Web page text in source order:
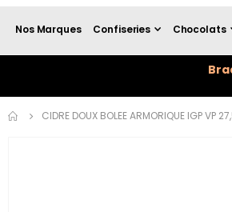
Nos Marques Confiseries Chocolats
CIDRE DOUX BOLEE ARMORIQUE IGP VP
the